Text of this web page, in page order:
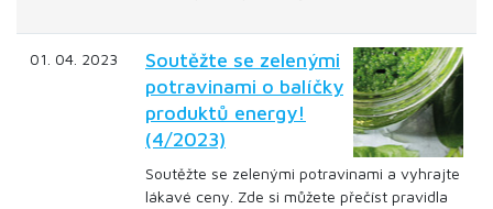
01. 04. 2023
Soutěžte se zelenými
potravinami o balíčky
produktů energy!
(4/2023)
Soutěžte se zelenými potravinami a vyhrajte
lákavé ceny. Zde si můžete přečíst pravidla